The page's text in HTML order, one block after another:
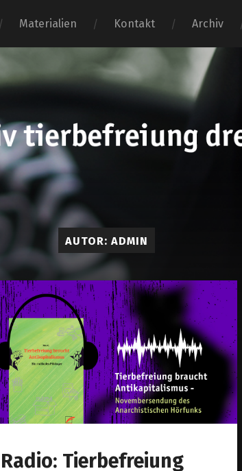
Materialien Kontakt Archiv
dresden
AUTOR: ADMIN
Radio: Tierbefreiung